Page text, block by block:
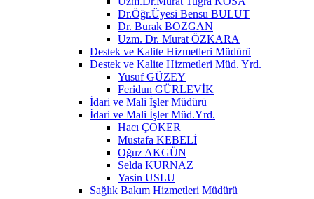
Dr.Öğr.Üyesi Bensu BULUT
Dr. Burak BOZGAN
Uzm. Dr. Murat ÖZKARA
Destek ve Kalite Hizmetleri Müdürü
Destek ve Kalite Hizmetleri Müd. Yrd.
Yusuf GÜZEY
Feridun GÜRLEVİK
İdari ve Mali İşler Müdürü
İdari ve Mali İşler Müd.Yrd.
Hacı ÇOKER
Mustafa KEBELİ
Oğuz AKGÜN
Selda KURNAZ
Yasin USLU
Sağlık Bakım Hizmetleri Müdürü